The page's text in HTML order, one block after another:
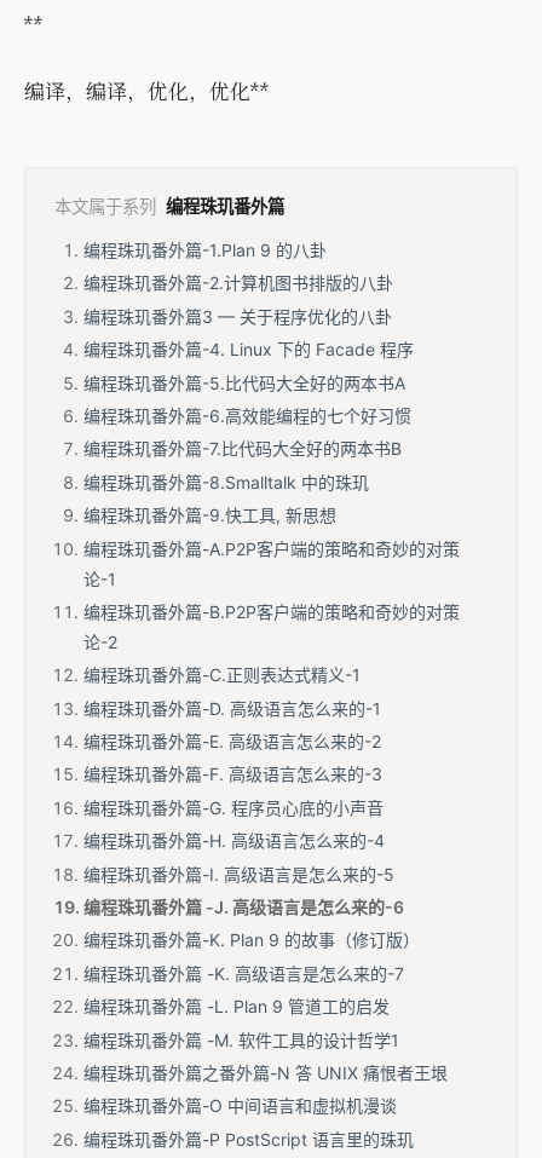
**
编译，编译，优化，优化**
本文属于系列 编程珠玑番外篇
编程珠玑番外篇-1.Plan 9 的八卦
编程珠玑番外篇-2.计算机图书排版的八卦
编程珠玑番外篇3 — 关于程序优化的八卦
编程珠玑番外篇-4. Linux 下的 Facade 程序
编程珠玑番外篇-5.比代码大全好的两本书A
编程珠玑番外篇-6.高效能编程的七个好习惯
编程珠玑番外篇-7.比代码大全好的两本书B
编程珠玑番外篇-8.Smalltalk 中的珠玑
编程珠玑番外篇-9.快工具, 新思想
编程珠玑番外篇-A.P2P客户端的策略和奇妙的对策
论-1
编程珠玑番外篇-B.P2P客户端的策略和奇妙的对策
论-2
编程珠玑番外篇-C.正则表达式精义-1
编程珠玑番外篇-D. 高级语言怎么来的-1
编程珠玑番外篇-E. 高级语言怎么来的-2
编程珠玑番外篇-F. 高级语言怎么来的-3
编程珠玑番外篇-G. 程序员心底的小声音
编程珠玑番外篇-H. 高级语言怎么来的-4
编程珠玑番外篇-I. 高级语言是怎么来的-5
编程珠玑番外篇 -J. 高级语言是怎么来的-6
编程珠玑番外篇-K. Plan 9 的故事（修订版）
编程珠玑番外篇 -K. 高级语言是怎么来的-7
编程珠玑番外篇 -L. Plan 9 管道工的启发
编程珠玑番外篇 -M. 软件工具的设计哲学1
编程珠玑番外篇之番外篇-N 答 UNIX 痛恨者王垠
编程珠玑番外篇-O 中间语言和虚拟机漫谈
编程珠玑番外篇-P PostScript 语言里的珠玑